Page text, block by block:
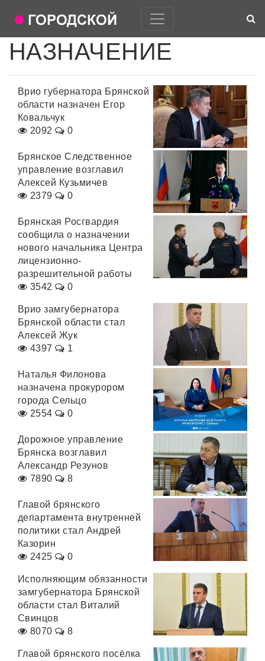
НАЗНАЧЕНИЕ
Врио губернатора Брянской
области назначен Егор
Ковальчук
2092
0
Брянское Следственное
управление возглавил
Алексей Кузьмичев
2379
0
Брянская Росгвардия
сообщила о назначении
нового начальника Центра
лицензионно-
разрешительной работы
3542
0
Врио замгубернатора
Брянской области стал
Алексей Жук
4397
1
Наталья Филонова
назначена прокурором
города Сельцо
2554
0
Дорожное управление
Брянска возглавил
Александр Резунов
7890
8
Главой брянского
департамента внутренней
политики стал Андрей
Казорин
2425
0
Исполняющим обязанности
замгубернатора Брянской
области стал Виталий
Свинцов
8070
8
Главой брянского посёлка